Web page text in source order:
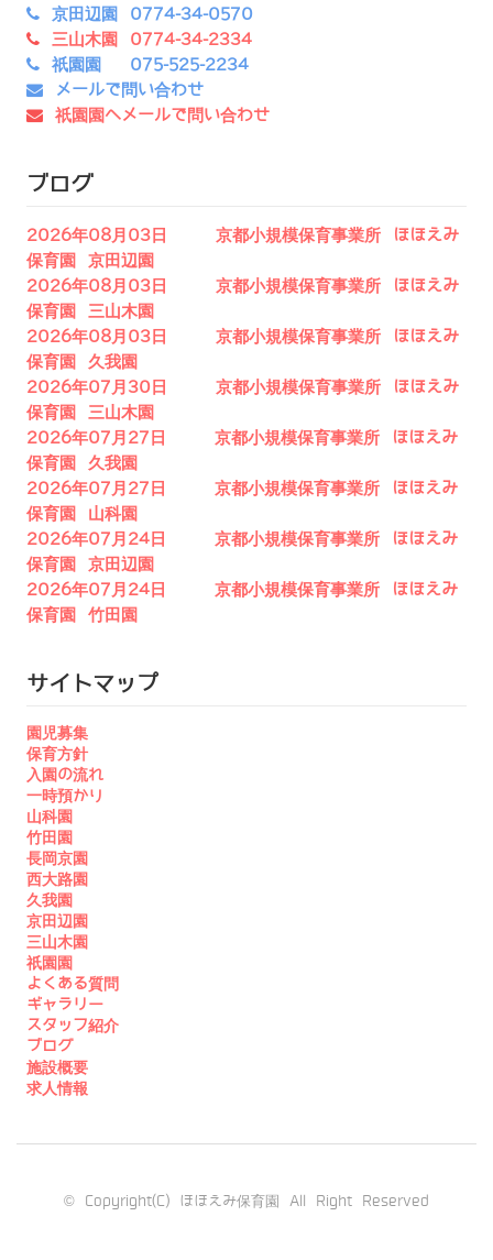
京田辺園 0774-34-0570
三山木園 0774-34-2334
祇園園 075-525-2234
メールで問い合わせ
祇園園へメールで問い合わせ
ブログ
2026年08月03日 京都小規模保育事業所 ほほえみ
保育園 京田辺園
2026年08月03日 京都小規模保育事業所 ほほえみ
保育園 三山木園
2026年08月03日 京都小規模保育事業所 ほほえみ
保育園 久我園
2026年07月30日 京都小規模保育事業所 ほほえみ
保育園 三山木園
2026年07月27日 京都小規模保育事業所 ほほえみ
保育園 久我園
2026年07月27日 京都小規模保育事業所 ほほえみ
保育園 山科園
2026年07月24日 京都小規模保育事業所 ほほえみ
保育園 京田辺園
2026年07月24日 京都小規模保育事業所 ほほえみ
保育園 竹田園
サイトマップ
園児募集
保育方針
入園の流れ
一時預かり
山科園
竹田園
長岡京園
西大路園
久我園
京田辺園
三山木園
祇園園
よくある質問
ギャラリー
スタッフ紹介
ブログ
施設概要
求人情報
© Copyright(C) ほほえみ保育園 All Right Reserved